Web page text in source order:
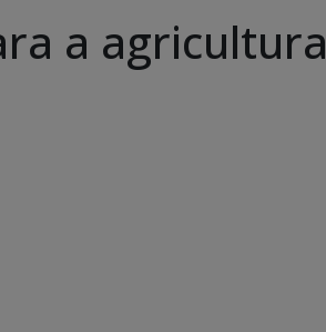
a agricultura